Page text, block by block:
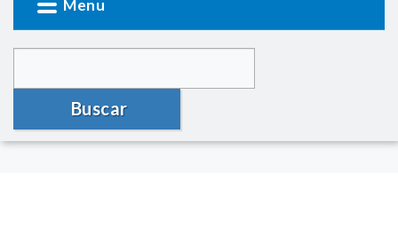
Menu
Buscar